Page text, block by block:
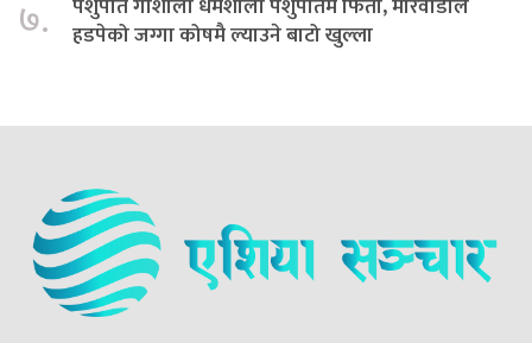
७.
हडपेको जग्गा कोषमै ल्याउने बाटो खुल्ला